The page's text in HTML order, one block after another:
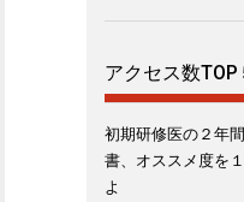
アクセス数TOP
初期研修医の２年
書、オススメ度を
よ